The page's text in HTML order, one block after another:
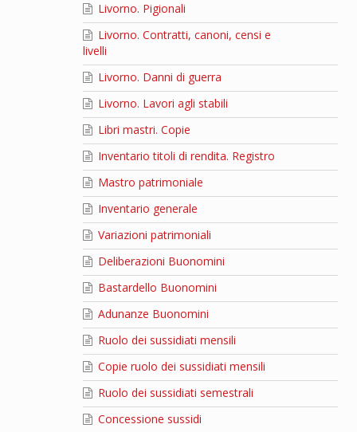
Livorno. Pigionali
Livorno. Contratti, canoni, censi e
livelli
Livorno. Danni di guerra
Livorno. Lavori agli stabili
Libri mastri. Copie
Inventario titoli di rendita. Registro
Mastro patrimoniale
Inventario generale
Variazioni patrimoniali
Deliberazioni Buonomini
Bastardello Buonomini
Adunanze Buonomini
Ruolo dei sussidiati mensili
Copie ruolo dei sussidiati mensili
Ruolo dei sussidiati semestrali
Concessione sussidi